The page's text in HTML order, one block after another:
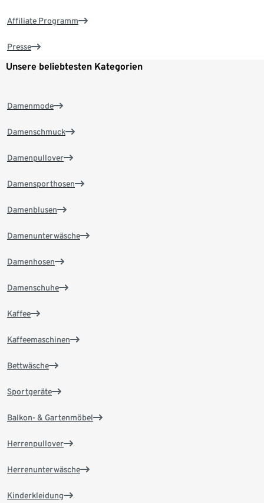
Affiliate Programm
Presse
Unsere beliebtesten Kategorien
Damenmode
Damenschmuck
Damenpullover
Damensporthosen
Damenblusen
Damenunterwäsche
Damenhosen
Damenschuhe
Kaffee
Kaffeemaschinen
Bettwäsche
Sportgeräte
Balkon- & Gartenmöbel
Herrenpullover
Herrenunterwäsche
Kinderkleidung